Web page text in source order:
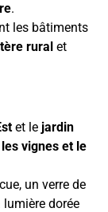
.
les bâtiments
rural et
et le jardin
vignes et le
un verre de
dorée